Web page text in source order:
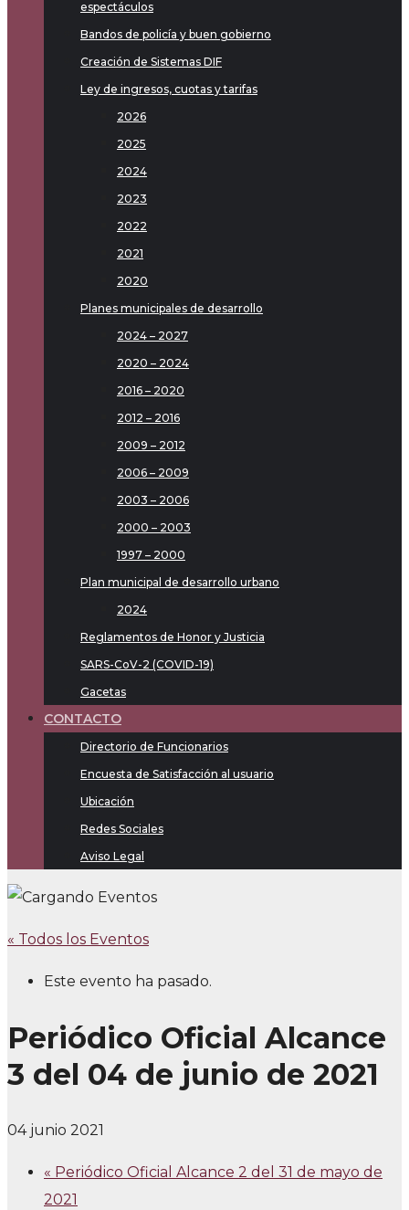
espectáculos
Bandos de policía y buen gobierno
Creación de Sistemas DIF
Ley de ingresos, cuotas y tarifas
2026
2025
2024
2023
2022
2021
2020
Planes municipales de desarrollo
2024 – 2027
2020 – 2024
2016 – 2020
2012 – 2016
2009 – 2012
2006 – 2009
2003 – 2006
2000 – 2003
1997 – 2000
Plan municipal de desarrollo urbano
2024
Reglamentos de Honor y Justicia
SARS-CoV-2 (COVID-19)
Gacetas
CONTACTO
Directorio de Funcionarios
Encuesta de Satisfacción al usuario
Ubicación
Redes Sociales
Aviso Legal
« Todos los Eventos
Este evento ha pasado.
Periódico Oficial Alcance
3 del 04 de junio de 2021
04 junio 2021
« Periódico Oficial Alcance 2 del 31 de mayo de
2021